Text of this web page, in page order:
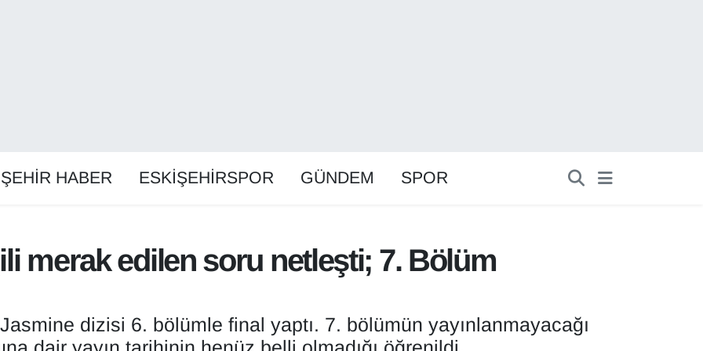
HABER ESKİŞEHİRSPOR GÜNDEM SPOR
merak edilen soru netleşti; 7. Bölüm
dizisi 6. bölümle final yaptı. 7. bölümün yayınlanmayacağı